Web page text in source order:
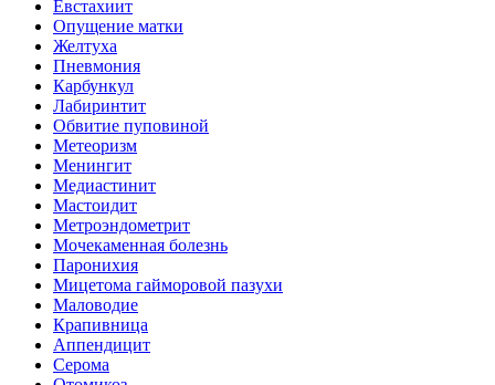
Евстахиит
Опущение матки
Желтуха
Пневмония
Карбункул
Лабиринтит
Обвитие пуповиной
Метеоризм
Менингит
Медиастинит
Мастоидит
Метроэндометрит
Мочекаменная болезнь
Паронихия
Мицетома гайморовой пазухи
Маловодие
Крапивница
Аппендицит
Серома